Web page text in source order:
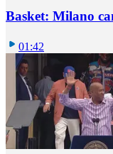
Basket: Milano
01:42